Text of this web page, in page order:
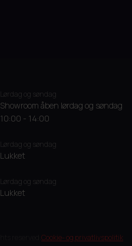
Lørdag og søndag
Showroom åben lørdag og søndag
10:00 - 14:00
Lørdag og søndag
Lukket
Lørdag og søndag
Lukket
Cookie- og privatlivspolitik